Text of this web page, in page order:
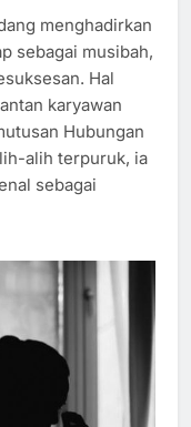
menghadirkan
sebagai musibah,
Hal
karyawan
Hubungan
alih terpuruk, ia
sebagai